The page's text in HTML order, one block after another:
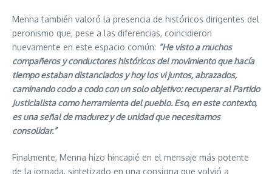
Menna también valoró la presencia de históricos dirigentes del
peronismo que, pese a las diferencias, coincidieron
nuevamente en este espacio común: “He visto a muchos
compañeros y conductores históricos del movimiento que hacía
tiempo estaban distanciados y hoy los vi juntos, abrazados,
caminando codo a codo con un solo objetivo: recuperar al Partido
Justicialista como herramienta del pueblo. Eso, en este contexto,
es una señal de madurez y de unidad que necesitamos
consolidar.”
Finalmente, Menna hizo hincapié en el mensaje más potente
de la jornada, sintetizado en una consigna que volvió a